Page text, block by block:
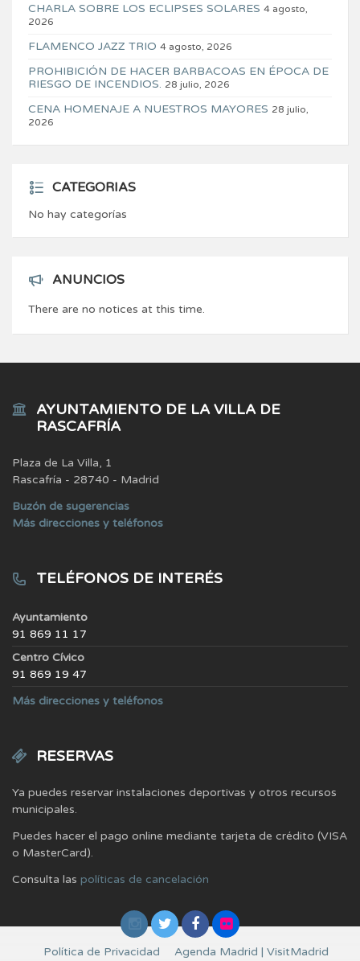
CHARLA SOBRE LOS ECLIPSES SOLARES 4 agosto,
2026
FLAMENCO JAZZ TRIO 4 agosto, 2026
PROHIBICIÓN DE HACER BARBACOAS EN ÉPOCA DE
RIESGO DE INCENDIOS. 28 julio, 2026
CENA HOMENAJE A NUESTROS MAYORES 28 julio,
2026
CATEGORIAS
No hay categorías
ANUNCIOS
There are no notices at this time.
AYUNTAMIENTO DE LA VILLA DE
RASCAFRÍA
Plaza de La Villa, 1
Rascafría - 28740 - Madrid
Buzón de sugerencias
Más direcciones y teléfonos
TELÉFONOS DE INTERÉS
Ayuntamiento
91 869 11 17
Centro Cívico
91 869 19 47
Más direcciones y teléfonos
RESERVAS
Ya puedes reservar instalaciones deportivas y otros recursos
municipales.
Puedes hacer el pago online mediante tarjeta de crédito (VISA
o MasterCard).
Consulta las políticas de cancelación
Política de Privacidad Agenda Madrid | VisitMadrid